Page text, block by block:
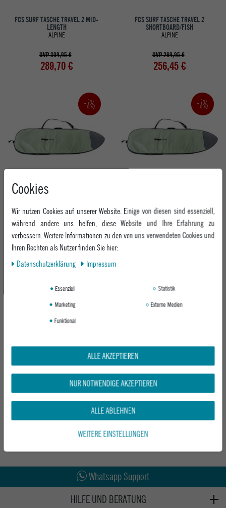
FCS SURF TASCHE TRAVEL 2 MID-
LENGTH
ALPINE
UVP 309,95 €
289,70 €
FCS SURF TASCHE TRAVEL 2
SHORTBOARD/FISH
ALPINE
UVP 269,95 €
256,45 €
-8%
FCS SURF TASCHE DAY RUNNER MID
ALPINE
UVP 169,95 €
156,70 €
-8%
ALPINE
UVP 139,95 €
129,15 €
FCS SURF TASCHE CLASSIC COVER
SHORTBOARD
66,45 €
Whatsapp Support
Kauf auf Rechnung
Abholung in den Epoxy Stores
HILFE UND BERATUNG
Cookies
Wir nutzen Cookies auf unserer Website. Einige von diesen sind essenziell,
während andere uns helfen, diese Website und Ihre Erfahrung zu
verbessern. Weitere Informationen zu den von uns verwendeten Cookies und
Ihren Rechten als Nutzer finden Sie hier:
Daten­schutz­erklärung
Impressum
Essenziell
Statistik
Marketing
Externe Medien
Funktional
ALLE AKZEPTIEREN
NUR NOTWENDIGE AKZEPTIEREN
ALLE ABLEHNEN
WEITERE EINSTELLUNGEN